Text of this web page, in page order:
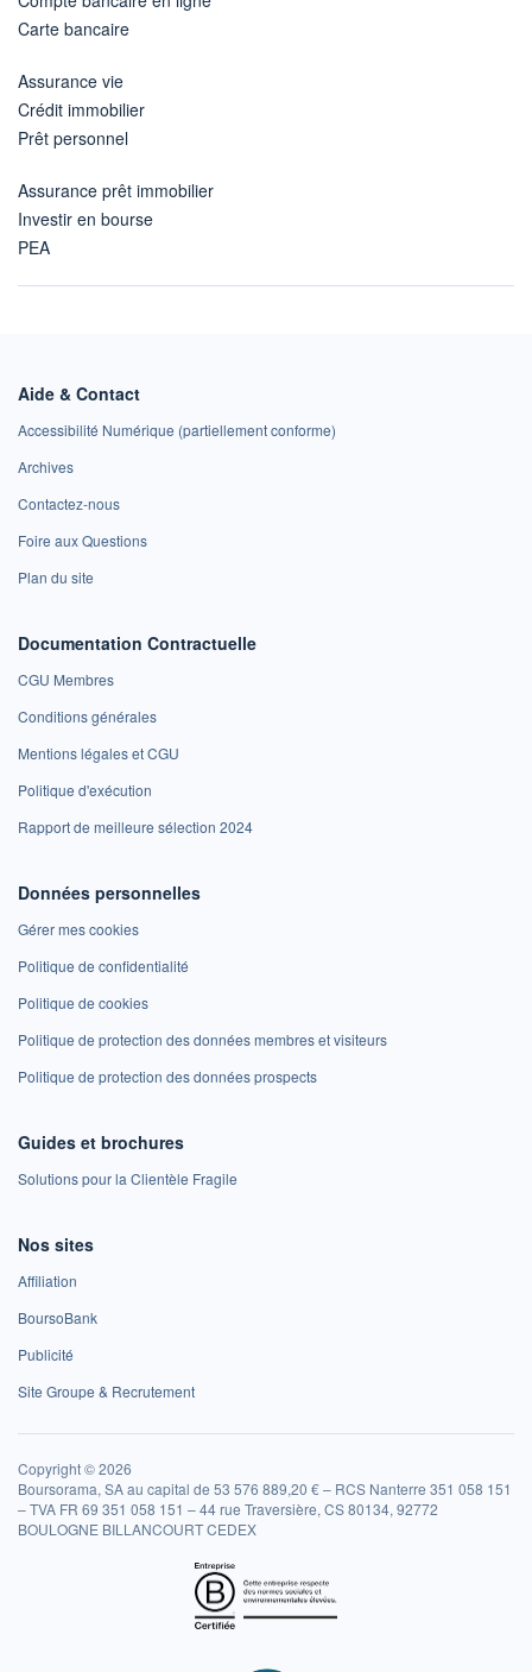
Carte bancaire
Assurance vie
Crédit immobilier
Prêt personnel
Assurance prêt immobilier
Investir en bourse
PEA
Aide & Contact
Accessibilité Numérique (partiellement conforme)
Archives
Contactez-nous
Foire aux Questions
Plan du site
Documentation Contractuelle
CGU Membres
Conditions générales
Mentions légales et CGU
Politique d'exécution
Rapport de meilleure sélection 2024
Données personnelles
Gérer mes cookies
Politique de confidentialité
Politique de cookies
Politique de protection des données membres et visiteurs
Politique de protection des données prospects
Guides et brochures
Solutions pour la Clientèle Fragile
Nos sites
Affiliation
BoursoBank
Publicité
Site Groupe & Recrutement
Copyright © 2026
Boursorama, SA au capital de 53 576 889,20 € – RCS Nanterre 351 058 151
– TVA FR 69 351 058 151 – 44 rue Traversière, CS 80134, 92772
BOULOGNE BILLANCOURT CEDEX